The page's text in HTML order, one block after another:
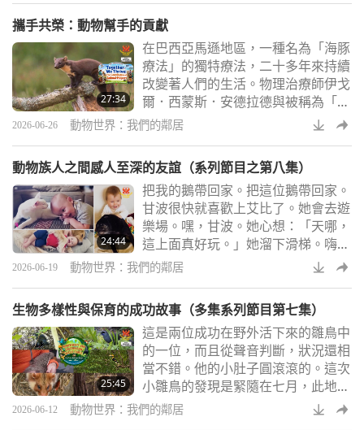
打招呼。突然跑出來，站在那裡，搖
著尾巴。怎樣的老鼠（族人）竟會搖
他的尾巴？ 人類深愛他們的狗族
人。與他們嬉戲、與他們歡笑，感受
他們溫暖的忠誠。每個人也都記得那
個特別的瞬間，當狗族人從遠處一眼
認出自己喜愛的人，尾巴
攜手共榮：動物幫手的貢獻
27:34
在巴西亞馬遜地區，一種名為「海豚
療法」的獨特療法，二十多年來持續
改變著人們的生活。物理治療師伊戈
爾．西蒙斯．安德拉德與被稱為「波
托」的活潑粉紅海豚公民合作，為近
症及肢體殘缺的兒童與青少年提供免
費療程。
2026-06-26 動物世界：我們的鄰居
動物族人之間感人至深的友誼（系列節目之第八集）
24:44
把我的鵝帶回家。把這位鵝帶回家。
甘波很快就喜歡上艾比了。她會去遊
樂場。嘿，甘波。她心想：「天哪，
這上面真好玩。」她溜下滑梯。嗨。
她真的很喜歡人。我們通常會一起散
鵝。她是我們之中唯一一個有足夠勇
氣靠近她的。
2026-06-19 動物世界：我們的鄰居
生物多樣性與保育的成功故事（多集系列節目第七集）
25:45
這是兩位成功在野外活下來的雛鳥中
的一位，而且從聲音判斷，狀況還相
當不錯。他的小肚子圓滾滾的。這次
小雛鳥的發現是緊隨在七月，此地五
十年來首次發現小斑奇異鳥之後。在
2026-06-12 動物世界：我們的鄰居